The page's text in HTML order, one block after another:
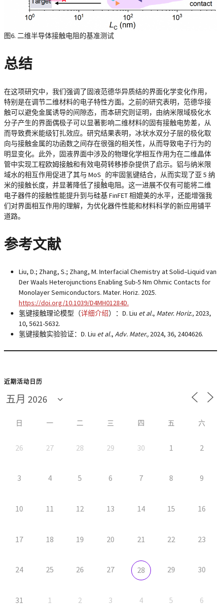
图6. 二维半导体接触电阻的基准测试
总结
在这项研究中，我们强调了固液范德华异质结的界面化学变化作用，
特别是在调节二维材料的电子特性方面。之前的研究表明，范德华接
触可以避免金属诱导的间隙态，而本研究则证明，由纳米限域极化水
分子产生的界面偶极子可以显著影响二维材料的固有接触电势差，从
而导致费米能级钉扎效应。研究结果表明，冰状水双分子层的极化取
向与接触金属的功函数之间存在很强的相关性，从而导致电子行为的
明显变化。此外，固液界面中涉及的物理化学相互作用为在二维晶体
管中实现工程欧姆接触和有效电荷转移掺杂提供了启示。铝与纳米限
域水的相互作用促进了其与 MoS
2
的牢固氢键结合，从而实现了亚 5 纳
米的接触长度，并显著降低了接触电阻。这一进展不仅有可能将二维
电子器件的接触性能提升到与硅基 FinFET 相媲美的水平，还能增强我
们对界面相互作用的理解，为优化器件性能和材料科学的新应用铺平
道路。
参考文献
Liu, D.; Zhang, S.; Zhang, M. Interfacial Chemistry at Solid–Liquid van
Der Waals Heterojunctions Enabling Sub-5 Nm Ohmic Contacts for
Monolayer Semiconductors. Mater. Horiz. 2025.
https://doi.org/10.1039/D4MH01284D.
氢键接触理论模型（详细介绍）：D. Liu et al., Mater. Horiz., 2023,
10, 5621-5632.
氢键接触实验验证：D. Liu et al., Adv. Mater., 2024, 36, 2404626.
近期活动日历
日 一 二 三 四 五 六
26 27 28 29 30 1 2
3 4 5 6 7 8 9
10 11 12 13 14 15 16
17 18 19 20 21 22 23
24 25 26 27 28 29 30
31 1 2 3 4 5 6